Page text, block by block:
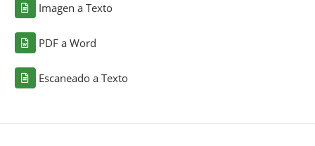
Imagen a Texto
PDF a Word
Escaneado a Texto